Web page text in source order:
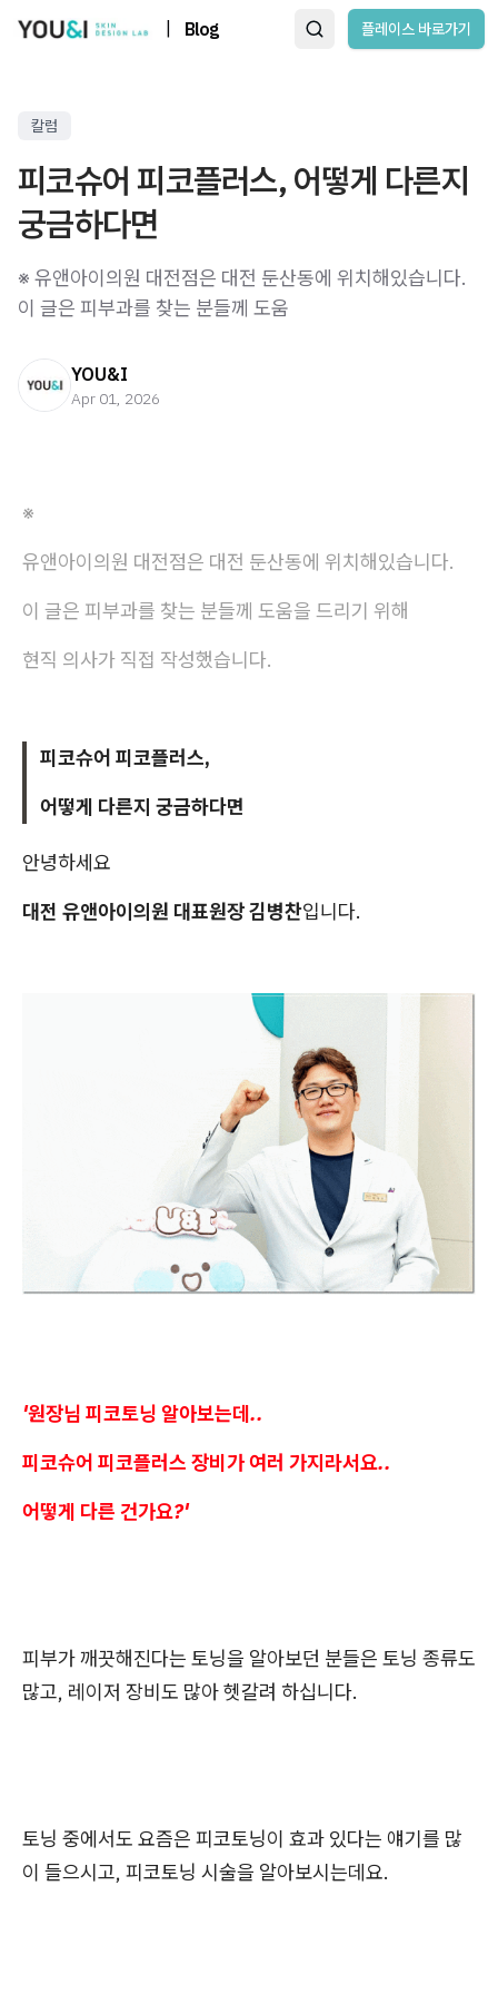
Blog 플레이스 바로가기
칼럼
피코슈어 피코플러스, 어떻게 다른지
궁금하다면
※ 유앤아이의원 대전점은 대전 둔산동에 위치해있습니다.
이 글은 피부과를 찾는 분들께 도움
YOU&I
Apr 01, 2026
※
유앤아이의원 대전점은 대전 둔산동에 위치해있습니다.
이 글은 피부과를 찾는 분들께 도움을 드리기 위해
현직 의사가 직접 작성했습니다.
피코슈어 피코플러스,
어떻게 다른지 궁금하다면
안녕하세요
대전 유앤아이의원 대표원장 김병찬입니다.
'원장님 피코토닝 알아보는데..
피코슈어 피코플러스 장비가 여러 가지라서요..
어떻게 다른 건가요?'
피부가 깨끗해진다는 토닝을 알아보던 분들은 토닝 종류도
많고, 레이저 장비도 많아 헷갈려 하십니다.
토닝 중에서도 요즘은 피코토닝이 효과 있다는 얘기를 많
이 들으시고, 피코토닝 시술을 알아보시는데요.